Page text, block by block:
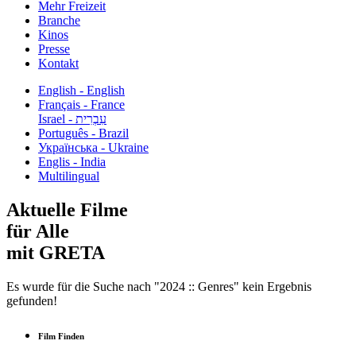
Mehr Freizeit
Branche
Kinos
Presse
Kontakt
English - English
Français - France
עִבְרִית - Israel
Português - Brazil
Українська - Ukraine
Englis - India
Multilingual
Aktuelle Filme
für Alle
mit GRETA
Es wurde für die Suche nach "2024 :: Genres" kein Ergebnis
gefunden!
Film Finden